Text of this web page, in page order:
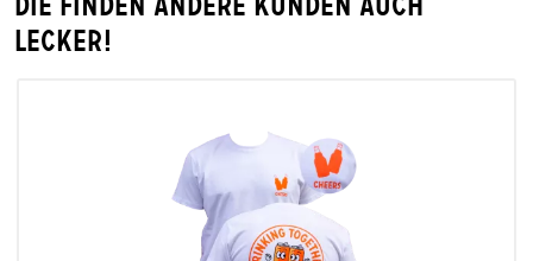
lecker!